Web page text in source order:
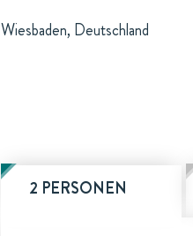
Wiesbaden, Deutschland
2 PERSONEN